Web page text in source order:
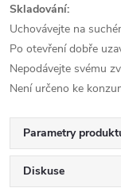
Skladování:
Uchovávejte na
Po otevření dobře
Nepodávejte svému
Není určeno ke
Parametry
Diskuse